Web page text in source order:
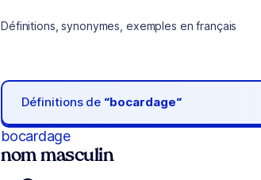
Définitions, synonymes, exemples en français
Définitions de “bocardage“
bocardage
nom masculin